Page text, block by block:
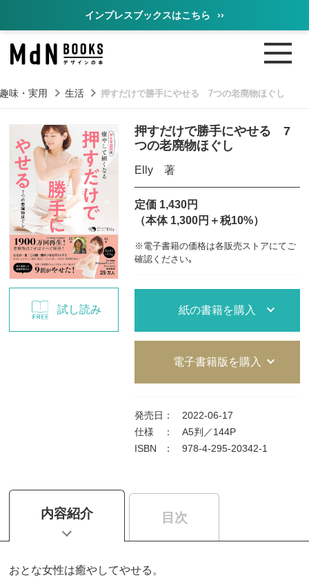
インプレスブックスはこちら ››
味・実用 生活 押すだけで勝手にやせる 7つの老廃物ほぐし
試し読み
押すだけで勝手にやせる 7
つの老廃物ほぐし
Elly 著
定価 1,430円
（本体 1,300円＋税10%）
※電子書籍の価格は各販売ストアにてご
確認ください｡
紙の書籍を購入
電子書籍版を購入
発売日 ：
2022-06-17
仕様
：
A5判／144P
ISBN
： 978-4-295-20342-1
内容紹介 目次
おとな女性は癒やしてやせる。